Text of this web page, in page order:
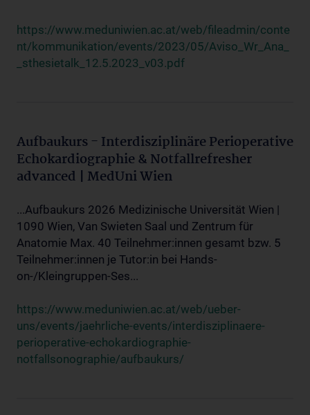
https://www.meduniwien.ac.at/web/fileadmin/conte
nt/kommunikation/events/2023/05/Aviso_Wr_Ana_
_sthesietalk_12.5.2023_v03.pdf
Aufbaukurs - Interdisziplinäre Perioperative
Echokardiographie & Notfallrefresher
advanced | MedUni Wien
...Aufbaukurs 2026 Medizinische Universität Wien |
1090 Wien, Van Swieten Saal und Zentrum für
Anatomie Max. 40 Teilnehmer:innen gesamt bzw. 5
Teilnehmer:innen je Tutor:in bei Hands-
on-/Kleingruppen-Ses...
https://www.meduniwien.ac.at/web/ueber-
uns/events/jaehrliche-events/interdisziplinaere-
perioperative-echokardiographie-
notfallsonographie/aufbaukurs/